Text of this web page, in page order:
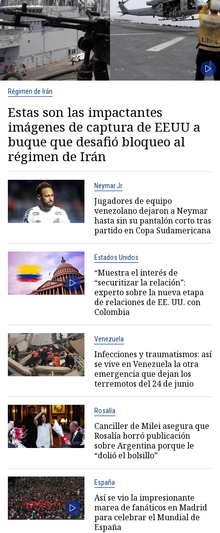
Régimen de Irán
Estas son las impactantes
imágenes de captura de EEUU a
buque que desafió bloqueo al
régimen de Irán
Neymar Jr
Jugadores de equipo
venezolano dejaron a Neymar
hasta sin su pantalón corto tras
partido en Copa Sudamericana
Estados Unidos
“Muestra el interés de
“securitizar la relación”:
experto sobre la nueva etapa
de relaciones de EE. UU. con
Colombia
Venezuela
Infecciones y traumatismos: así
se vive en Venezuela la otra
emergencia que dejan los
terremotos del 24 de junio
Rosalía
Canciller de Milei asegura que
Rosalía borró publicación
sobre Argentina porque le
“dolió el bolsillo”
España
Así se vio la impresionante
marea de fanáticos en Madrid
para celebrar el Mundial de
España